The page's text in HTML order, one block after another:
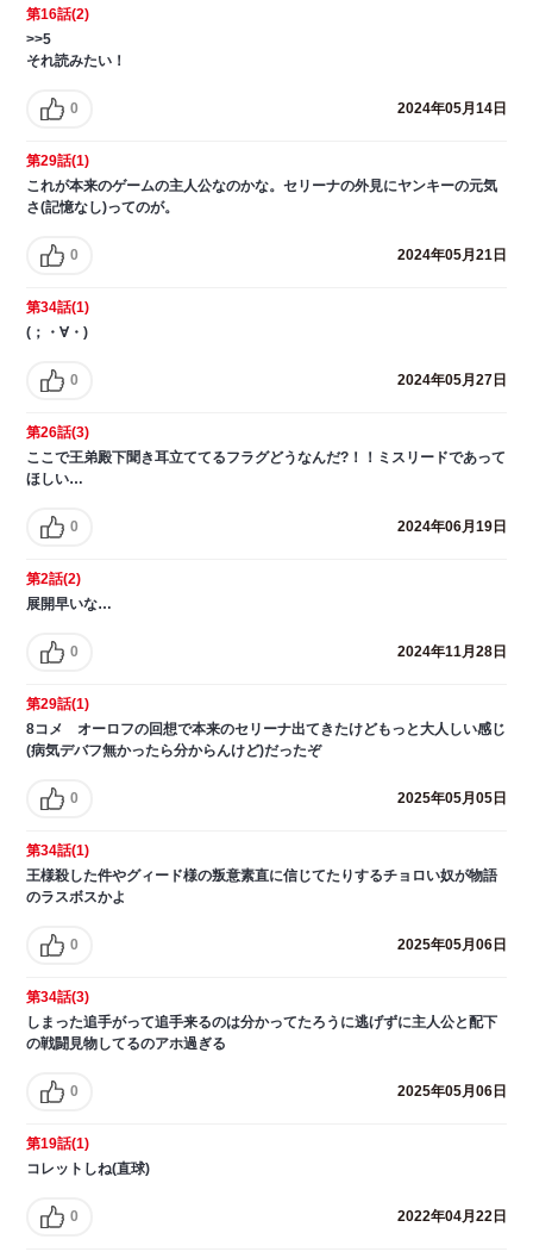
第16話(2)
>>5
それ読みたい！
0 2024年05月14日
第29話(1)
これが本来のゲームの主人公なのかな。セリーナの外見にヤンキーの元気
さ(記憶なし)ってのが。
0 2024年05月21日
第34話(1)
(；・∀・)
0 2024年05月27日
第26話(3)
ここで王弟殿下聞き耳立ててるフラグどうなんだ?！！ミスリードであって
ほしい…
0 2024年06月19日
第2話(2)
展開早いな…
0 2024年11月28日
第29話(1)
8コメ オーロフの回想で本来のセリーナ出てきたけどもっと大人しい感じ
(病気デバフ無かったら分からんけど)だったぞ
0 2025年05月05日
第34話(1)
王様殺した件やグィード様の叛意素直に信じてたりするチョロい奴が物語
のラスボスかよ
0 2025年05月06日
第34話(3)
しまった追手がって追手来るのは分かってたろうに逃げずに主人公と配下
の戦闘見物してるのアホ過ぎる
0 2025年05月06日
第19話(1)
コレットしね(直球)
0 2022年04月22日